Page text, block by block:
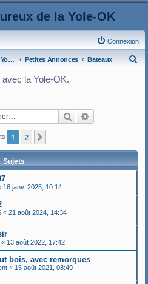
de la Yole-OK
Connexion
Le forum de la Yole-OK Petites Annonces Bateaux
avec la Yole-OK.
Rechercher
1 2
Sujets
16 janv. 2025, 10:14
« 21 août 2024, 14:34
« 13 août 2022, 17:42
bois, avec remorques
« 15 août 2021, 08:49